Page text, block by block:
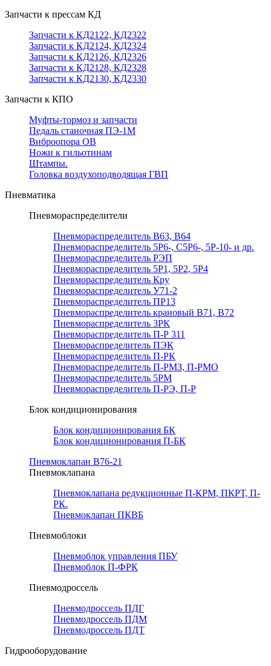
Запчасти к прессам КД
Запчасти к КД2122, КД2322
Запчасти к КД2124, КД2324
Запчасти к КД2126, КД2326
Запчасти к КД2128, КД2328
Запчасти к КД2130, КД2330
Запчасти к КПО
Муфты-тормоз и запчасти
Педаль станочная ПЭ-1М
Виброопора ОВ
Ножи к гильотинам
Штампы.
Головка воздухоподводящая ГВП
Пневматика
Пневмораспределители
Пневмораспределитель В63, В64
Пневмораспределитель 5Р6-, С5Р6-, 5Р-10- и др.
Пневмораспределитель РЭП
Пневмораспределитель 5Р1, 5Р2, 5Р4
Пневмораспределитель Кру
Пневмораспределитель У71-2
Пневмораспределитель ПР13
Пневмораспределитель крановый В71, В72
Пневмораспределитель 3РК
Пневмораспределитель П-Р 311
Пневмораспределитель ПЭК
Пневмораспределитель П-РК
Пневмораспределитель П-РМЗ, П-РМО
Пневмораспределитель 5РМ
Пневмораспределитель П-РЭ, П-Р
Блок кондиционирования
Блок кондиционирования БК
Блок кондиционирования П-БК
Пневмоклапан В76-21
Пневмоклапана
Пневмоклапана редукционные П-КРМ, ПКРТ, П-
РК.
Пневмоклапан ПКВБ
Пневмоблоки
Пневмоблок управления ПБУ
Пневмоблок П-ФРК
Пневмодроссель
Пневмодроссель ПДГ
Пневмодроссель ПДМ
Пневмодроссель ПДТ
Гидрооборудование